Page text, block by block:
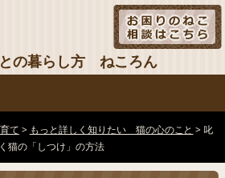
の暮らし方 ねころん
て > もっと詳しく知りたい 猫の心のこと > 叱
猫の「しつけ」の方法